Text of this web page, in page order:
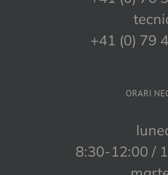
+41 (0) 79
ORARI
8:30-12:00 /